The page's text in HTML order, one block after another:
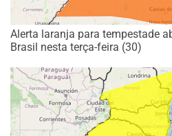
Alerta laranja para tempestade
Brasil nesta terça-feira (30)